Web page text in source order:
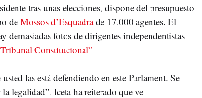
tras unas elecciones, dispone del presupuesto
de Mossos d’Esquadrade 17.000 agentes. El
demasiadas fotos de dirigentes independentistas
Tribunal Constitucional”
las está defendiendo en este Parlament. Se
legalidad”. Iceta ha reiterado que ve